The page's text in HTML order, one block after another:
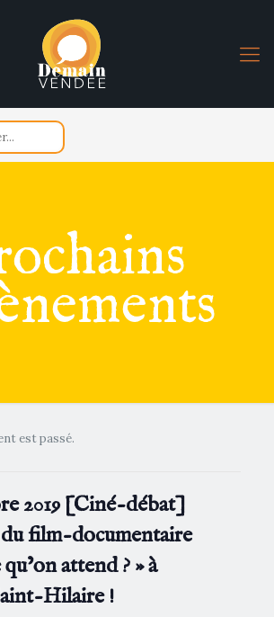
est passé.
2019 [Ciné-débat]
film-documentaire
attend ? » à
Hilaire !